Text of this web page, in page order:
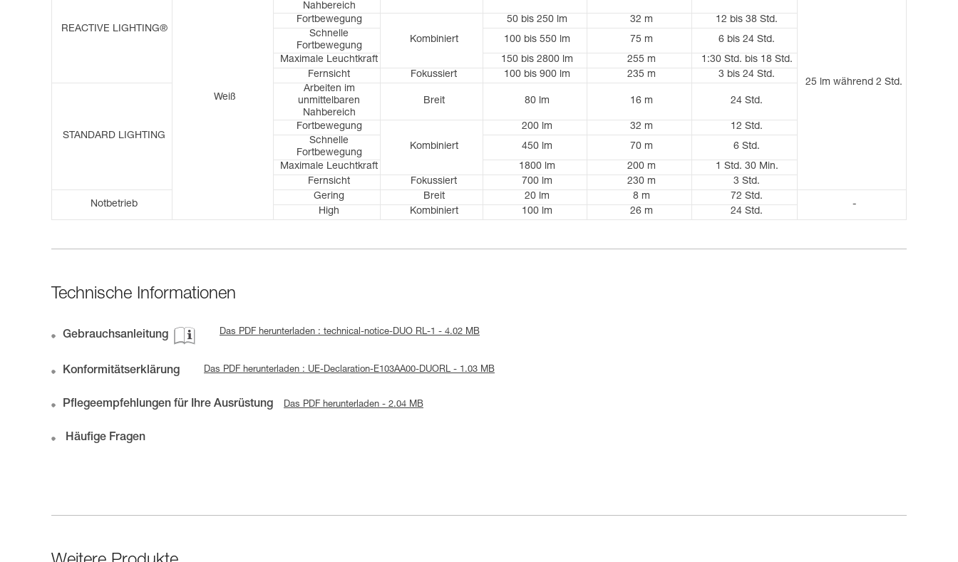
REACTIVE LIGHTING®
Weiß
Nahbereich
25 lm während 2 Std.
Fortbewegung
Kombiniert
50 bis 250 lm 32 m
12 bis 38 Std.
Schnelle
Fortbewegung
100 bis 550 lm 75 m
6 bis 24 Std.
Maximale Leuchtkraft
150 bis 2800 lm 255 m
1:30 Std. bis 18 Std.
Fernsicht
Fokussiert 100 bis 900 lm 235 m 3 bis 24 Std.
STANDARD LIGHTING
Arbeiten im
unmittelbaren
Nahbereich
Breit 80 lm 16 m 24 Std.
Fortbewegung
Kombiniert
200 lm 32 m
12 Std.
Schnelle
Fortbewegung
450 lm 70 m
6 Std.
Maximale Leuchtkraft
1800 lm 200 m
1 Std. 30 Min.
Fernsicht
Fokussiert 700 lm 230 m 3 Std.
Notbetrieb
Gering Breit 20 lm 8 m 72 Std.
-
High Kombiniert 100 lm 26 m 24 Std.
Technische Informationen
Gebrauchsanleitung Das PDF herunterladen : technical-notice-DUO RL-1 - 4.02 MB
Konformitätserklärung Das PDF herunterladen : UE-Declaration-E103AA00-DUORL - 1.03 MB
Pflegeempfehlungen für Ihre Ausrüstung Das PDF herunterladen - 2.04 MB
Häufige Fragen